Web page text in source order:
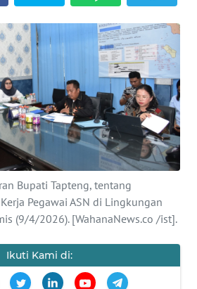
Bupati Tapteng, tentang
Pegawai ASN di Lingkungan
(9/4/2026). [WahanaNews.co /ist].
Ikuti Kami di: